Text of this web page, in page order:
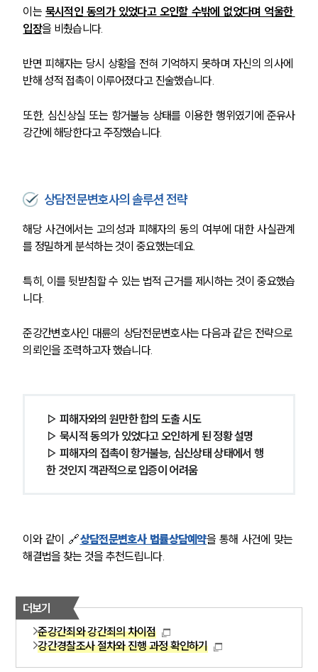
이는 묵시적인 동의가 있었다고 오인할 수밖에 없었다며 억울한
입장을 비췄습니다.
반면 피해자는 당시 상황을 전혀 기억하지 못하며 자신의 의사에
반해 성적 접촉이 이루어졌다고 진술했습니다.
또한, 심신상실 또는 항거불능 상태를 이용한 행위였기에 준유사
강간에 해당한다고 주장했습니다.
상담전문변호사의 솔루션 전략
해당 사건에서는 고의성과 피해자의 동의 여부에 대한 사실관계
를 정밀하게 분석하는 것이 중요했는데요.
특히, 이를 뒷받침할 수 있는 법적 근거를 제시하는 것이 중요했습
니다.
준강간변호사인 대륜의 상담전문변호사는 다음과 같은 전략으로
의뢰인을 조력하고자 했습니다.
▷ 피해자와의 원만한 합의 도출 시도
▷ 묵시적 동의가 있었다고 오인하게 된 정황 설명
▷ 피해자의 접촉이 항거불능, 심신상태 상태에서 행
한 것인지 객관적으로 입증이 어려움
이와 같이 🔗상담전문변호사 법률상담예약을 통해 사건에 맞는
해결법을 찾는 것을 추천드립니다.
더보기
준강간죄와 강간죄의 차이점
강간경찰조사 절차와 진행 과정 확인하기